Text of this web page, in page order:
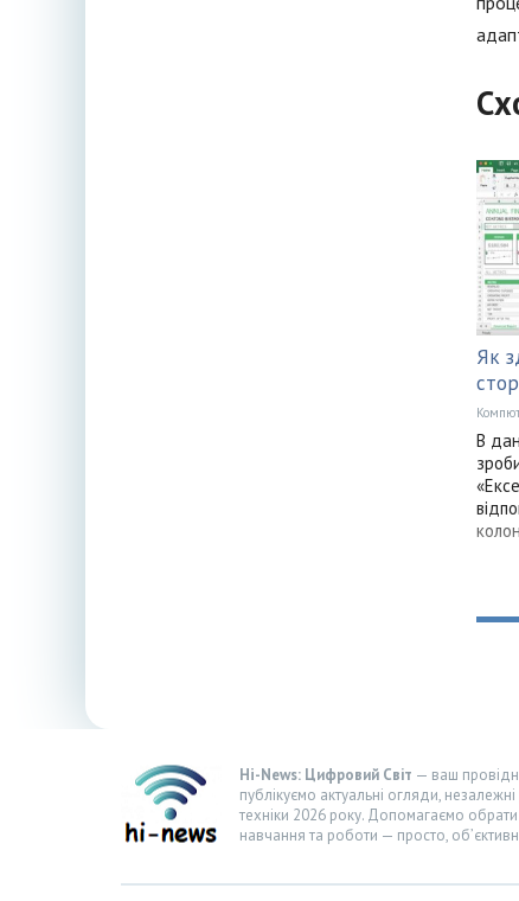
Як
В
Hi-News: Цифровий Світ — ваш
публікуємо актуальні огляди,
техніки 2026 року. Допомагаємо
навчання та роботи — просто,